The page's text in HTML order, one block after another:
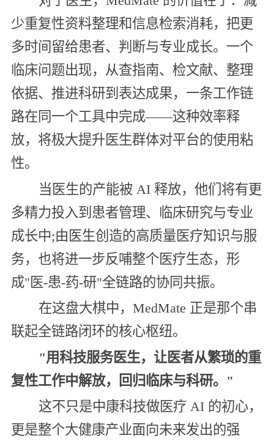
少重复性资料整理和信息检索消耗，把更
多时间留给患者、判断与专业成长。一个
临床问题出现，从查指南、检文献、整理
依据、推进科研到表达成果，一条工作链
路在同一个工具中完成——这种效率释
放，将极大提升医生群体对平台的使用粘
性。
当医生的产能被 AI 释放，他们将有更
多精力投入到患者管理、临床研究与专业
成长中;由医生创造的高质量医疗知识与服
务，也将进一步反哺整个医疗生态，形
成"医-患-药-研"全链路的协同共振。
在这盘大棋中，MedMate 正是那个串
联起全链路闭环的核心枢纽。
"用科技服务医生，让医者从繁琐的重
复性工作中解放，回归临床与科研。"
这不只是中康科技做医疗 AI 的初心，
更是整个大健康产业面向未来发出的强